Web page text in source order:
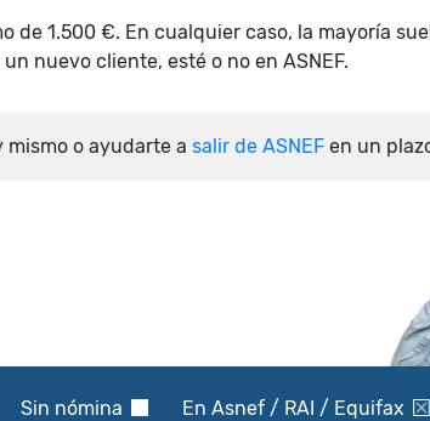
de 1.500 €. En cualquier caso, la mayoría
nuevo cliente, esté o no en ASNEF.
mismo o ayudarte a salir de ASNEF en un
Sin nómina En Asnef / RAI / Equifax